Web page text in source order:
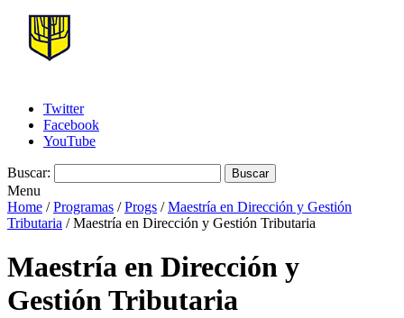
Twitter
Facebook
YouTube
Buscar:
Menu
Home /Programas /Progs /Maestría en Dirección y Gestión
Tributaria /Maestría en Dirección y Gestión Tributaria
Maestría en Dirección y
Gestión Tributaria